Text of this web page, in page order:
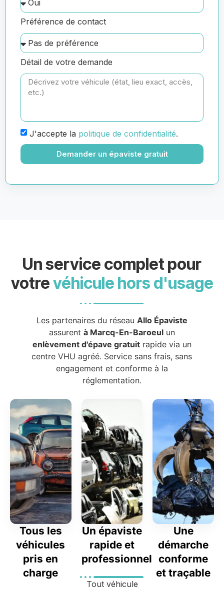
Préférence de contact
Détail de votre demande
J'accepte la politique de confidentialité.
Demander un épaviste gratuit
Un service complet pour
votrevéhicule hors d'usage
Les partenaires du réseau Allo Épaviste
assurent à Marcq-En-Baroeulun
enlèvement d'épave gratuitrapide via un
centre VHU agréé. Service sans frais, sans
engagement et conforme à la
réglementation.
Tous les
véhicules
pris en
charge
Un épaviste
rapide et
professionnel
Tout véhicule
Une
démarche
conforme
et traçable